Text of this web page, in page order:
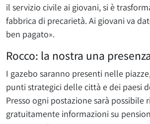
il servizio civile ai giovani, si è
fabbrica di precarietà. Ai giovani va
ben pagato».
Rocco: la nostra una
I gazebo saranno presenti nelle
punti strategici delle città e dei paesi
Presso ogni postazione sarà possibile
gratuitamente informazioni su